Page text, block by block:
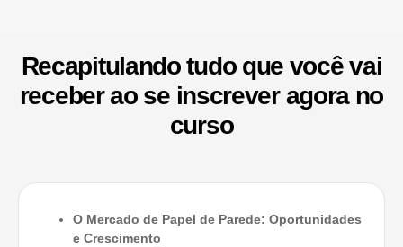
Recapitulando tudo que você vai
receber ao se inscrever agora no
curso
O Mercado de Papel de Parede: Oportunidades
e Crescimento